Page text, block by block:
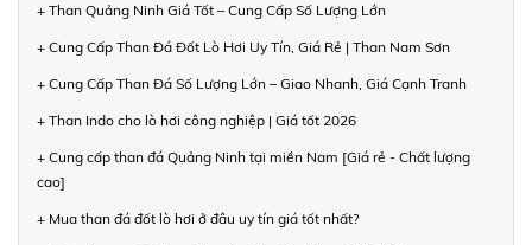
+ Than Quảng Ninh Giá Tốt – Cung Cấp Số Lượng Lớn
+ Cung Cấp Than Đá Đốt Lò Hơi Uy Tín, Giá Rẻ | Than Nam Sơn
+ Cung Cấp Than Đá Số Lượng Lớn – Giao Nhanh, Giá Cạnh Tranh
+ Than Indo cho lò hơi công nghiệp | Giá tốt 2026
+ Cung cấp than đá Quảng Ninh tại miền Nam [Giá rẻ - Chất lượng
cao]
+ Mua than đá đốt lò hơi ở đâu uy tín giá tốt nhất?